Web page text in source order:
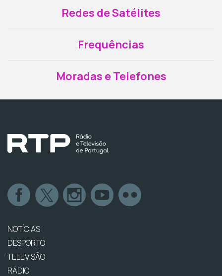
Redes de Satélites
Frequências
Moradas e Telefones
NOTÍCIAS
DESPORTO
TELEVISÃO
RÁDIO